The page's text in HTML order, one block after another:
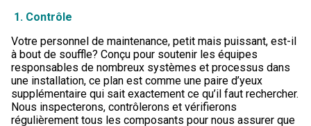
1. Contrôle
Votre personnel de maintenance, petit mais puissant, est-il
à bout de souffle? Conçu pour soutenir les équipes
responsables de nombreux systèmes et processus dans
une installation, ce plan est comme une paire d’yeux
supplémentaire qui sait exactement ce qu’il faut rechercher.
Nous inspecterons, contrôlerons et vérifierons
régulièrement tous les composants pour nous assurer que